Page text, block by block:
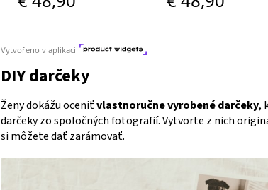
DIY darčeky
Ženy dokážu oceniťvlastnoručne vyrobené darčeky,
darčeky zo spoločných fotografií. Vytvorte z nich
si môžete dať zarámovať.